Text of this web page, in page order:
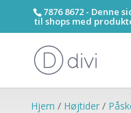
7876 8672 - Denne
til shops med
Hjem / Højtider/